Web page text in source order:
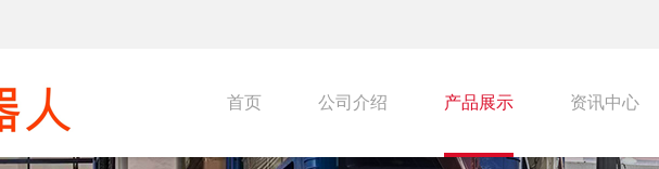
首页 公司介绍 产品展示 资讯中心